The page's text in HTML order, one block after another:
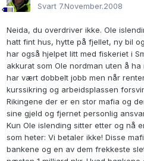
Svart 7.November.2008
Neida, du overdriver ikke. Ole
hatt fint hus, hytte på fjellet, ny bil
har også hjelpet litt med fiskeriet i
akkurat som Ole nordman uten å
har vært dobbelt jobb men når
kurssikring og arbeidsplassen
Rikingene der er en stor mafia og
sine gjeld og fjernet personlig
Kun Ole islending sitter etter og nå
som heter: Vi betaler ikke! Disse
bankene og en av dem frekkeste